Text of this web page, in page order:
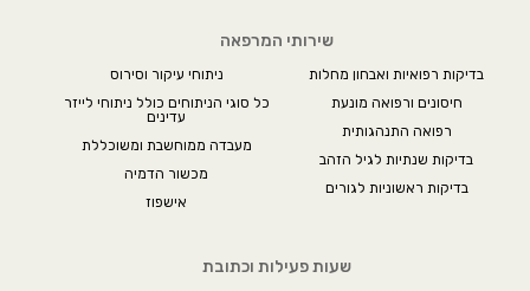
שירותי המרפאה
בדיקות רפואיות ואבחון מחלות
חיסונים ורפואה מונעת
רפואה התנהגותית
בדיקות שנתיות לגיל הזהב
בדיקות ראשוניות לגורים
ניתוחי עיקור וסירוס
כל סוגי הניתוחים כולל ניתוחי לייזר
עדינים
מעבדה ממוחשבת ומשוכללת
מכשור הדמיה
אישפוז
שעות פעילות וכתובת